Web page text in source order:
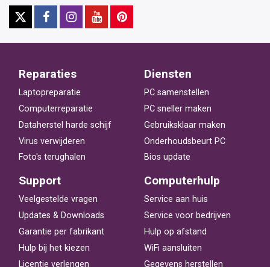
Reparaties
Laptopreparatie
Computerreparatie
Dataherstel harde schijf
Virus verwijderen
Foto's terughalen
Diensten
PC samenstellen
PC sneller maken
Gebruiksklaar maken
Onderhoudsbeurt PC
Bios update
Support
Veelgestelde vragen
Updates & Downloads
Garantie per fabrikant
Hulp bij het kiezen
Licentie verlengen
Computerhulp
Service aan huis
Service voor bedrijven
Hulp op afstand
WiFi aansluiten
Gegevens herstellen